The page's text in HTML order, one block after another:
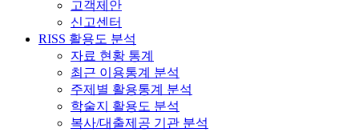
고객제안
신고센터
RISS 활용도 분석
자료 현황 통계
최근 이용통계 분석
주제별 활용통계 분석
학술지 활용도 분석
복사/대출제공 기관 분석